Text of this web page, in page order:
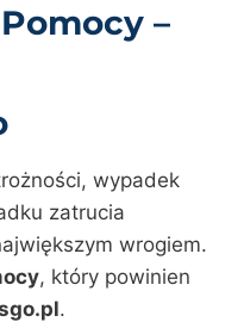
–
wypadek
zatrucia
wrogiem.
, który powinien
.